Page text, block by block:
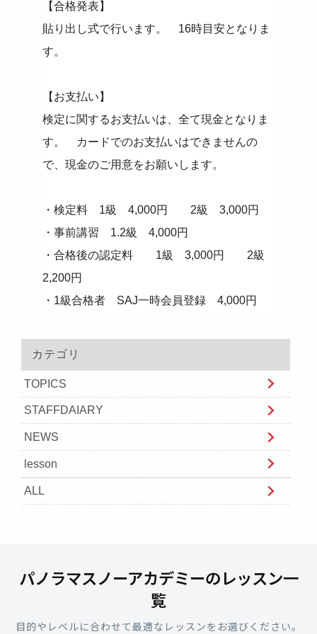
【合格発表】
貼り出し式で行います。 16時目安となりま
す。
【お支払い】
検定に関するお支払いは、全て現金となりま
す。 カードでのお支払いはできませんの
で、現金のご用意をお願いします。
・検定料 1級 4,000円 2級 3,000円
・事前講習 1.2級 4,000円
・合格後の認定料 1級 3,000円 2級
2,200円
・1級合格者 SAJ一時会員登録 4,000円
カテゴリ
TOPICS
STAFFDAIARY
NEWS
lesson
ALL
パノラマスノーアカデミーのレッスン一
覧
目的やレベルに合わせて最適なレッスンをお選びください。